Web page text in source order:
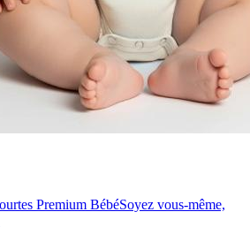
Premium BébéSoyez vous-même,